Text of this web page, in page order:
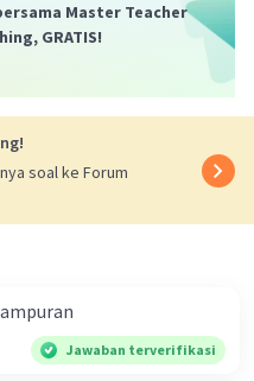
Master Teacher
GRATIS!
soal ke Forum
Jawaban terverifikasi